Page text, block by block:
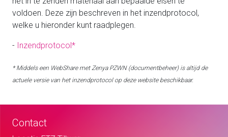
voldoen. Deze zijn beschreven in het inzendprotocol,
welke u hieronder kunt raadplegen.
- Inzendprotocol*
* Middels een WebShare met Zenya PZWN (documentbeheer) is altijd de
actuele versie van het inzendprotocol op deze website beschikbaar.
Contact